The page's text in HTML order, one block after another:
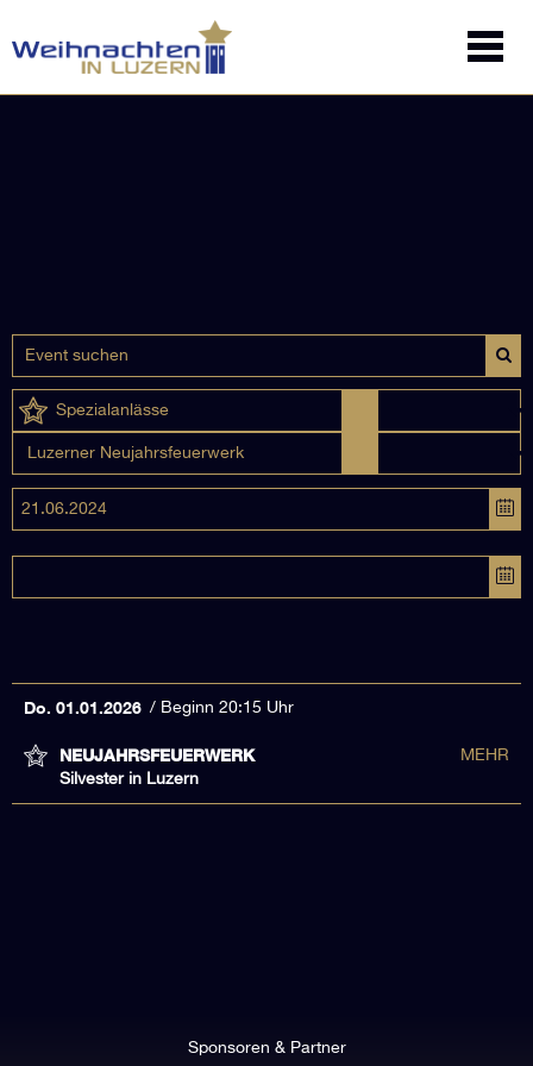
Spezialanlässe
Luzerner Neujahrsfeuerwerk
Do. 01.01.2026 Beginn 20:15 Uhr
NEUJAHRSFEUERWERK
Silvester in Luzern
MEHR
Sponsoren & Partner